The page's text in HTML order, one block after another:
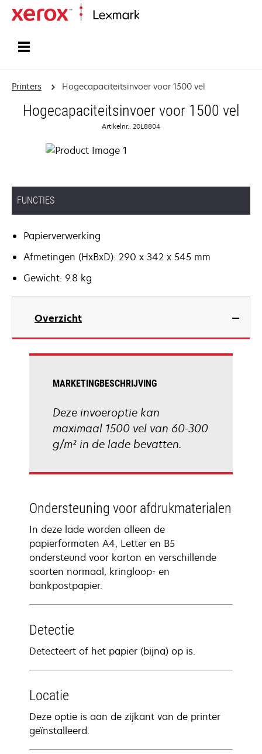
Printers Hogecapaciteitsinvoer voor 1500 vel
Hogecapaciteitsinvoer voor 1500 vel
Artikelnr.: 20L8804
FUNCTIES
Papierverwerking
Afmetingen (HxBxD): 290 x 342 x 545 mm
Gewicht: 9.8 kg
Overzicht
MARKETINGBESCHRIJVING
Deze invoeroptie kan
maximaal 1500 vel van 60-300
g/m² in de lade bevatten.
Ondersteuning voor afdrukmaterialen
In deze lade worden alleen de
papierformaten A4, Letter en B5
ondersteund voor karton en verschillende
soorten normaal, kringloop- en
bankpostpapier.
Detectie
Detecteert of het papier (bijna) op is.
Locatie
Deze optie is aan de zijkant van de printer
geïnstalleerd.